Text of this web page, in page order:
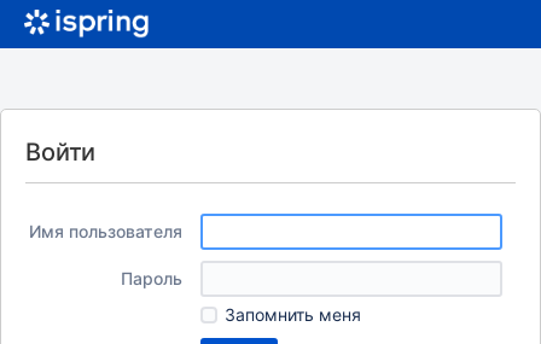
Войти
Имя пользователя
Пароль
Запомнить меня